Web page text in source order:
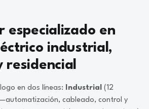
especializado en
industrial,
residencial
en dos líneas: Industrial (12
cableado, control y